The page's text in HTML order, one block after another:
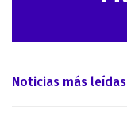
Noticias más leídas